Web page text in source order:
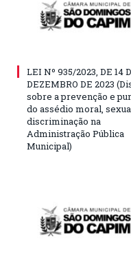
LEI Nº 935/2023, DE 14
DEZEMBRO DE 2023
sobre a prevenção e
do assédio moral,
discriminação na
Administração Pública
Municipal)